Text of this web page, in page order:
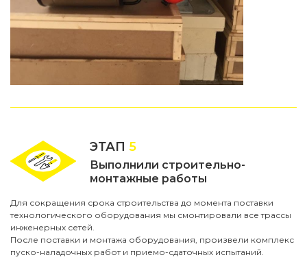
ЭТАП 5
Выполнили строительно-
монтажные работы
Для сокращения срока строительства до момента поставки
технологического оборудования мы смонтировали все трассы
инженерных сетей.
После поставки и монтажа оборудования, произвели комплекс
пуско-наладочных работ и приемо-сдаточных испытаний.